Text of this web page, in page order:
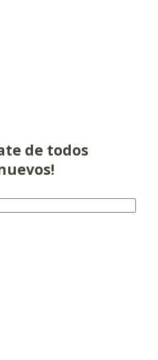
de todos